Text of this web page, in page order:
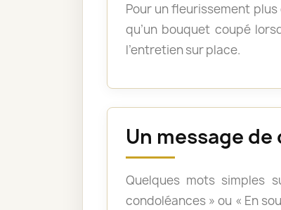
Pour un fleurissement
qu’un bouquet coupé
l’entretien sur place.
Un message
Quelques mots simples
condoléances » ou « En